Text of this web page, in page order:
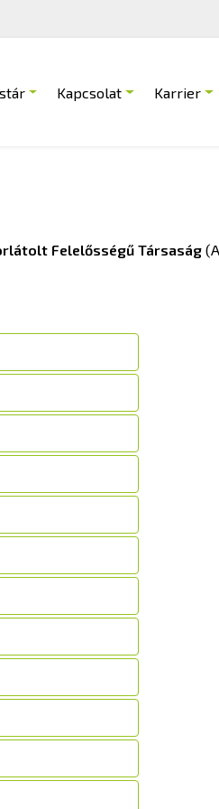
Kapcsolat Karrier
Felelősségű Társaság